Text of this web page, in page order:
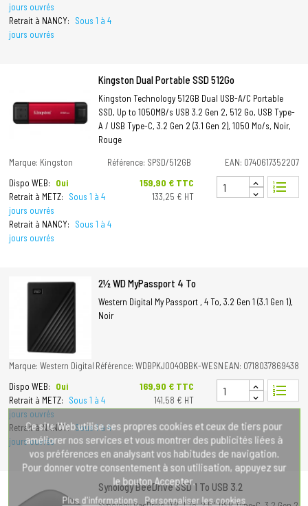
jours ouvrés
Retrait à NANCY:
Sous 1 à 4
jours ouvrés
Kingston Dual Portable SSD 512Go
Kingston Technology 512GB Dual USB-A/C Portable
SSD, Up to 1050MB/s USB 3.2 Gen 2, 512 Go, USB Type-
A / USB Type-C, 3.2 Gen 2 (3.1 Gen 2), 1050 Mo/s, Noir,
Rouge
Marque: Kingston Référence: SPSD/512GB
EAN: 0740617352207
Dispo WEB:
Oui
Retrait à METZ:
Sous 1 à 4
jours ouvrés
Retrait à NANCY:
Sous 1 à 4
jours ouvrés
Prix
159,90 € TTC
133,25 € HT
format_list_numbered
2½ WD MyPassport 4 To
Western Digital My Passport , 4 To, 3.2 Gen 1 (3.1 Gen 1),
Noir
Marque: Western Digital Référence: WDBPKJ0040BBK-WESNEAN: 0718037869438
Dispo WEB:
Oui
Retrait à METZ:
Sous 1 à 4
jours ouvrés
Retrait à NANCY: Sous 1 à 4
jours ouvrés
Prix
169,90 € TTC
141,58 € HT
format_list_numbered
Synology BeeDrive SSD 1 To USB 3.2
Ce site Web utilise ses propres cookies et ceux de tiers pour
améliorer nos services et vous montrer des publicités liées à
vos préférences en analysant vos habitudes de navigation.
Pour donner votre consentement à son utilisation, appuyez sur
le bouton Accepter.
Plus d'informations Personnaliser les cookies